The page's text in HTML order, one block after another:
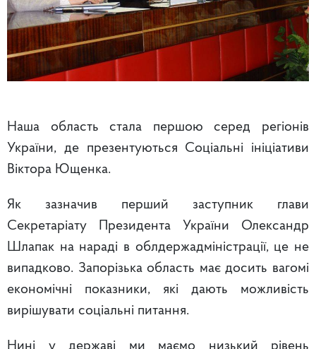
Наша область стала першою серед регіонів
України, де презентуються Соціальні ініціативи
Віктора Ющенка.
Як зазначив перший заступник глави
Секретаріату Президента України Олександр
Шлапак на нараді в облдержадміністрації, це не
випадково. Запорізька область має досить вагомі
економічні показники, які дають можливість
вирішувати соціальні питання.